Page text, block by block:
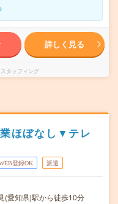
詳しく見る
タッフィング
ほぼなし▼テレ
登録OK 派遣
(愛知県)駅から徒歩10分